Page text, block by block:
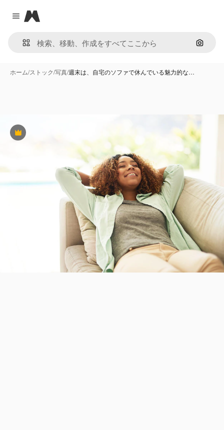
Close menu
Magnific
画像で
ホーム/ストック/写真/週末は、自宅のソファで休んでいる魅力的な…
Premium